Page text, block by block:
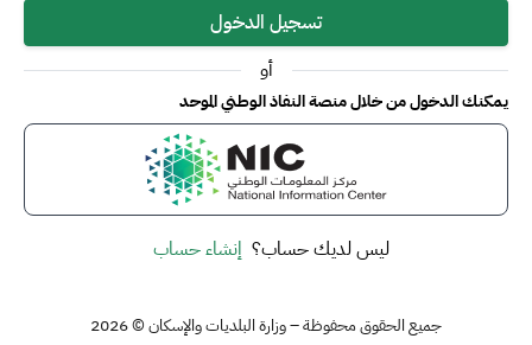
تسجيل الدخول
أو
يمكنك الدخول من خلال منصة النفاذ الوطني الموحد
ليس لديك حساب؟ إنشاء حساب
جميع الحقوق محفوظة – وزارة البلديات والإسكان © 2026